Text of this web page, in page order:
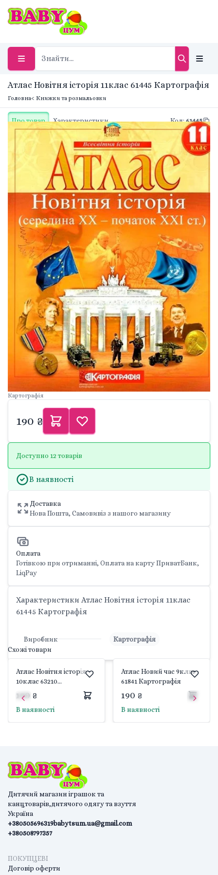
Атлас Новітня історія 11клас 61445 Картографія
Головна< Книжки та розмальовки
Про товар Характеристики Код:61445
Картографія
190 ₴
Доступно 12 товарів
В наявності
Доставка
Нова Пошта, Самовивіз з нашого магазину
Оплата
Готівкою при отриманні, Оплата на карту ПриватБанк,
LiqPay
Характеристики Атлас Новітня історія 11клас
61445 Картографія
Виробник
Картографія
Схожі товари
Атлас Новітня історія
10клас 63210
190 ₴
В наявності
Атлас Новий час 9клас
61841 Картографія
190 ₴
В наявності
Дитячий магазин іграшок та
канцтоварів,дитячого одягу та взуття
Україна
+380505696319
+380508797357
babytsum.ua@gmail.com
ПОКУПЦЕВІ
Договір оферти